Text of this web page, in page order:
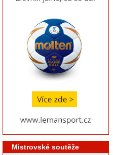
Mistrovské soutěže